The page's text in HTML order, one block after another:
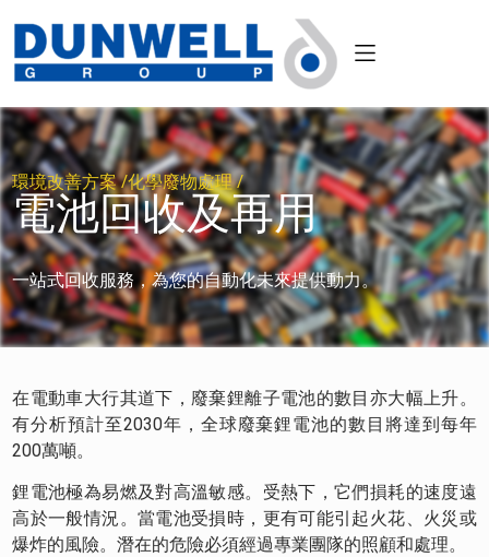
環境改善方案 /化學廢物處理 /
電池回收及再用
一站式回收服務，為您的自動化未來提供動力。
在電動車大行其道下，廢棄鋰離子電池的數目亦大幅上升。
有分析預計至2030年，全球廢棄鋰電池的數目將達到每年
200萬噸。
鋰電池極為易燃及對高溫敏感。受熱下，它們損耗的速度遠
高於一般情況。當電池受損時，更有可能引起火花、火災或
爆炸的風險。潛在的危險必須經過專業團隊的照顧和處理。